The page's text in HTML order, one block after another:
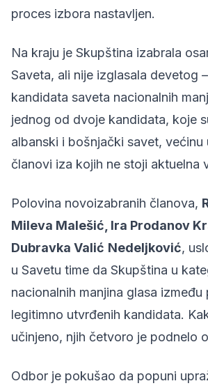
proces izbora nastavljen.
Na kraju je Skupština izabrala
Saveta, ali nije izglasala devetog
kandidata saveta nacionalnih
jednog od dvoje kandidata, koje
albanski i bošnjački savet, većinu
članovi iza kojih ne stoji aktuelna
Polovina novoizabranih članova,
Mileva Malešić, Ira Prodanov
Dubravka Valić Nedeljković,
u Savetu time da Skupština u
nacionalnih manjina glasa
legitimno utvrđenih kandidata.
učinjeno, njih četvoro je podnelo
Odbor je pokušao da popuni